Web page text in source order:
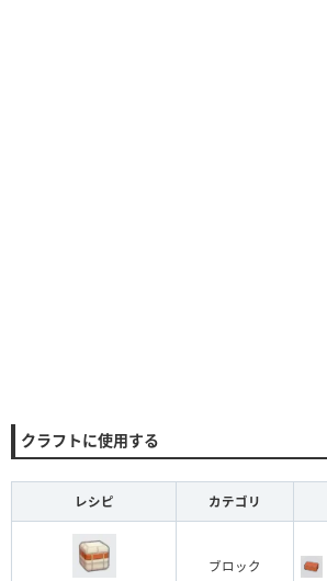
クラフトに使用する
レシピ カテゴリ
ブロック